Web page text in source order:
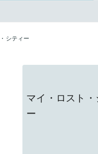
シティー
マイ・ロスト・
ー